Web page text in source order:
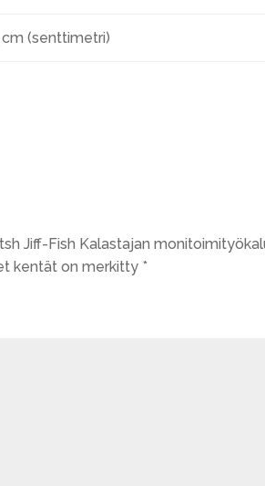
cm (senttimetri)
Jiff-Fish Kalastajan
kentät on merkitty *